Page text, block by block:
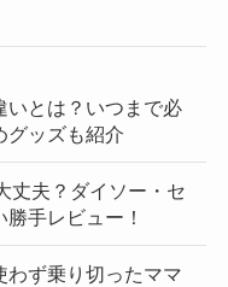
いとは？いつまで必
グッズも紹介
丈夫？ダイソー・セ
手レビュー！
わず乗り切ったママ